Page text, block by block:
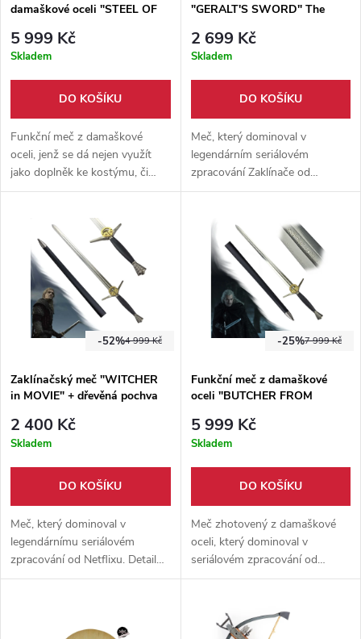
damaškové oceli "STEEL OF
pochvou a popruhem
5 999 Kč
Skladem
DO KOŠÍKU
Funkční meč z damaškové
oceli, jenž se dá nejen využít
jako doplněk ke kostýmu, či
ozdoba pokoje. Meč je také
vzduchu, tak sekání ovoce nebo
zeleniny.
"GERALT'S SWORD" The
2 699 Kč
Skladem
DO KOŠÍKU
Meč, který dominoval v
legendárním seriálovém
zpracování Zaklínače od
Netflixu. Detailně zpracovaný
seriálové podobě. Součástí
meče je pochva s popruhem,
díky které si můžete nahodit
meč na záda a cítit se jako
samotný Henry Cavill.
4 999 Kč
-52%
Zaklínačský meč "WITCHER
in MOVIE" + dřevěná pochva
2 400 Kč
Skladem
DO KOŠÍKU
Meč, který dominoval v
legendárnímu seriálovém
zpracování od Netflixu. Detailně
propracovaný meč v poměru
jak pro výstavní účely, tak pro
7 999 Kč
-25%
Funkční meč z damaškové
oceli "BUTCHER FROM
ZAKLÍNAČ/WITCHER
5 999 Kč
Skladem
DO KOŠÍKU
Meč zhotovený z damaškové
oceli, který dominoval v
seriálovém zpracování od
Netflixu. Detailně propracovaný
Lehký, funkční a naostřený.